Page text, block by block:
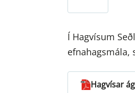
Í Hagvísum
efnahagsmála,
Hagvísar